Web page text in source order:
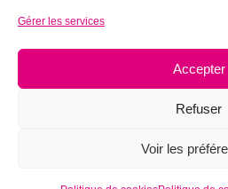
Gérer les services
Accepter
Refuser
Voir les
Mentions légales| Plan du site|Ancien